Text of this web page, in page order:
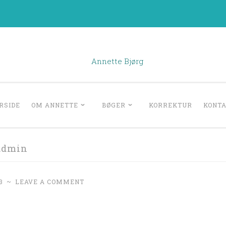
OM ANNETTE BØGER KORREKTUR
~ LEAVE A COMMENT